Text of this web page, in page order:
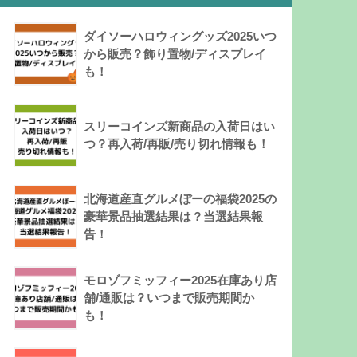
ダイソーハロウィングッズ2025いつ
から販売？飾り置物/ディスプレイ
も！
スリーコインズ新商品の入荷日はい
つ？再入荷/再販/売り切れ情報も！
北海道産直グルメぼーの福袋2025の
豪華景品抽選結果は？当選結果報
告！
モロゾフミッフィー2025在庫あり店
舗/通販は？いつまで販売期間か
も！